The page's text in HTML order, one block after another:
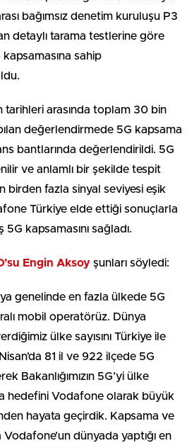
bağımsız denetim kuruluşu P3
detaylı tarama testlerine göre
kapsamasına sahip
tarihleri arasında toplam 30 bin
değerlendirmede 5G kapsama
bantlarında değerlendirildi. 5G
ve anlamlı bir şekilde tespit
birden fazla sinyal seviyesi eşik
Türkiye elde ettiği sonuçlarla
kapsamasını sağladı.
Engin Aksoy şunları söyledi:
genelinde en fazla ülkede 5G
mobil operatörüz. Dünya
ülke sayısını Türkiye ile
81 il ve 922 ilçede 5G
Bakanlığımızın 5G’yi ülke
hedefini Vodafone olarak büyük
hayata geçirdik. Kapsama ve
Vodafone’un dünyada yaptığı en